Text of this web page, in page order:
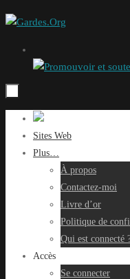
Passer
Passer
contenu
Sites Web
Plus…
À propos
Contactez-moi
Livre d’or
Politique de
Qui est connecté
Accès
Se connecter